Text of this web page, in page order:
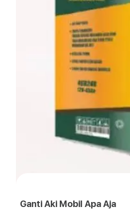
Ganti Aki Mobil Apa Aja